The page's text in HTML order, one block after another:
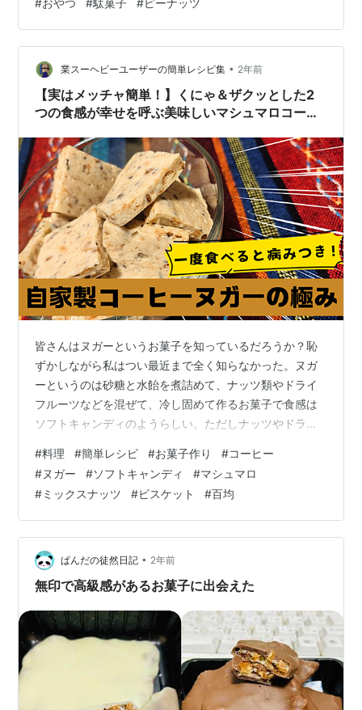
コの元祖であるミルクヌガー。 ミルクヌガーにはピーナ
ッツのつぶつぶが入っています。 税込み50円。 側面。
販売者はチロルチョコ。 原材料は砂糖、植物油脂、水
飴、全粉乳、カカオマス…
業スーヘビーユーザーの簡単レシピ集 • 2年前
【実はメッチャ簡単！】くにゃ＆ザクッとした2
つの食感が幸せを呼ぶ美味しいマシュマロコーヒ
皆さんはヌガーというお菓子を知っているだろうか？恥
ずかしながら私はつい最近まで全く知らなかった。ヌガ
ーというのは砂糖と水飴を煮詰めて、ナッツ類やドライ
フルーツなどを混ぜて、冷し固めて作るお菓子で食感は
ソフトキャンディのようらしい。ただしナッツやドライ
リッとあるいはザクッとした食感も加わっていて美味し
さが倍増するそうだ。 今回はその中でもインスタントコ
ーヒーを入れることでほろ苦さも味わえる大人向けのコ
ーヒーヌガーを作ってみようと思う。ちなみに今回のレ
シピはDELISH KITCHENが掲載しているものを参考に作
っていくのでそちらも併せて見てみてほ…
#料理 #簡単レシピ #お菓子作り #コーヒー
#ヌガー #ソフトキャンディ #マシュマロ
#ミックスナッツ #ビスケット #百均
ぱんだの徒然日記 • 2年前
無印で高級感があるお菓子に出会えた